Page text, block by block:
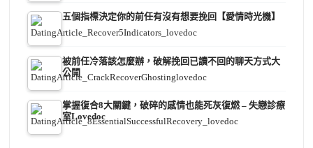
五個指標決定你的前任有沒有想要挽回【愛情時光機】
被前任冷落該怎麼辦，破解挽回已讀不回的聊天方式大
公開
掌握復合8大關鍵，破碎的感情也能死灰復燃 – 失戀診療
室Lovedoc